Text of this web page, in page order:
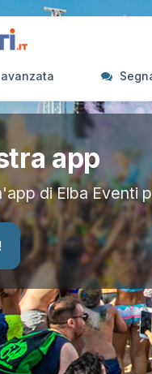
app
di Elba Eventi